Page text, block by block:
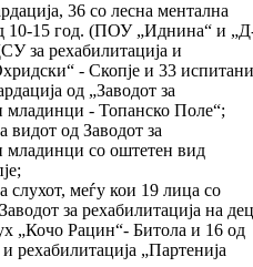
36 со лесна ментална
10-15 год. (ПОУ „Иднина“ и
за рехабилитација и
- Скопје и 33
од „Заводот за
младинци - Топанско Поле“;
видот од Заводот за
младинци со оштетен вид
слухот, меѓу кои 19 лица со
за рехабилитација на
„Кочо Рацин“- Битола и 16 од
рехабилитација „Партенија